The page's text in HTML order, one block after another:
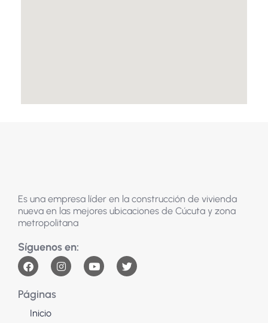
Es una empresa líder en la construcción de vivienda
nueva en las mejores ubicaciones de Cúcuta y zona
metropolitana
Páginas
Inicio